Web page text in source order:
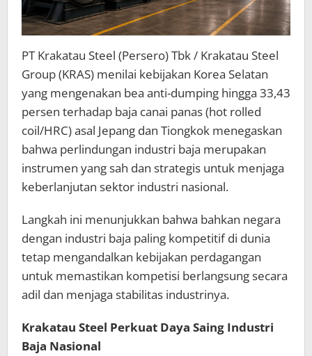
PT Krakatau Steel (Persero) Tbk / Krakatau Steel
Group (KRAS) menilai kebijakan Korea Selatan
yang mengenakan bea anti-dumping hingga 33,43
persen terhadap baja canai panas (hot rolled
coil/HRC) asal Jepang dan Tiongkok menegaskan
bahwa perlindungan industri baja merupakan
instrumen yang sah dan strategis untuk menjaga
keberlanjutan sektor industri nasional.
Langkah ini menunjukkan bahwa bahkan negara
dengan industri baja paling kompetitif di dunia
tetap mengandalkan kebijakan perdagangan
untuk memastikan kompetisi berlangsung secara
adil dan menjaga stabilitas industrinya.
Krakatau Steel Perkuat Daya Saing Industri
Baja Nasional